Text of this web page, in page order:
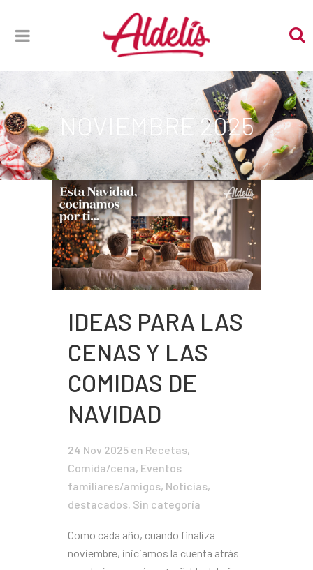
NOVIEMBRE 2025
IDEAS PARA LAS
CENAS Y LAS
COMIDAS DE
NAVIDAD
24 Nov 2025 en Recetas,
Comida/cena, Eventos
familiares/amigos, Noticias,
destacados, Sin categoría
Como cada año, cuando finaliza
noviembre, iniciamos la cuenta atrás